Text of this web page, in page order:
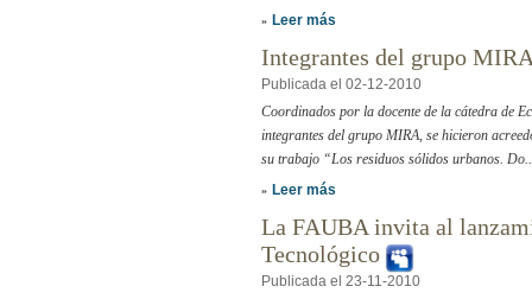
» Leer más
Integrantes del grupo
Publicada el 02-12-2010
Coordinados por la docente de la cátedra de
integrantes del grupo MIRA, se hicieron
su trabajo “Los residuos sólidos urbanos.
» Leer más
La FAUBA invita al
Tecnológico
Publicada el 23-11-2010